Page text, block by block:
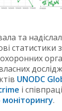
та
статистики
UNODC
і
моніторингу.